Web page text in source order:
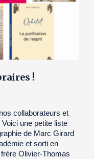
!
collaborateurs et
une petite liste
de Marc Girard
et sorti en
Olivier-Thomas